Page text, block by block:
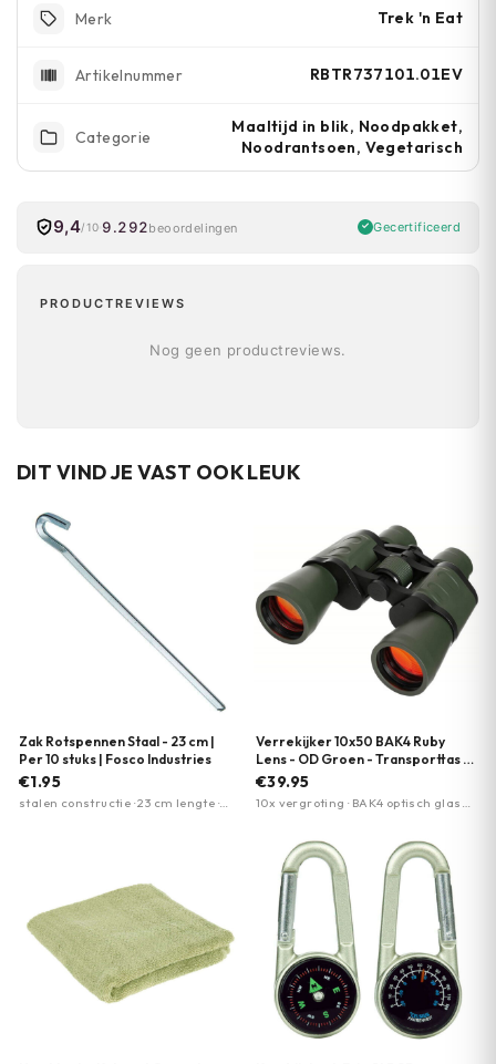
Merk Trek 'n Eat
Artikelnummer RBTR737101.01EV
Categorie
Maaltijd in blik, Noodpakket,
Noodrantsoen, Vegetarisch
9,4/10 9.292beoordelingen Gecertificeerd
PRODUCTREVIEWS
Nog geen productreviews.
DIT VIND JE VAST OOK LEUK
Zak Rotspennen Staal - 23 cm |
Per 10 stuks | Fosco Industries
€1.95
stalen constructie · 23 cm lengte ·
Verrekijker 10x50 BAK4 Ruby
Lens - OD Groen - Transporttas |
MFH
€39.95
10x vergroting · BAK4 optisch glas